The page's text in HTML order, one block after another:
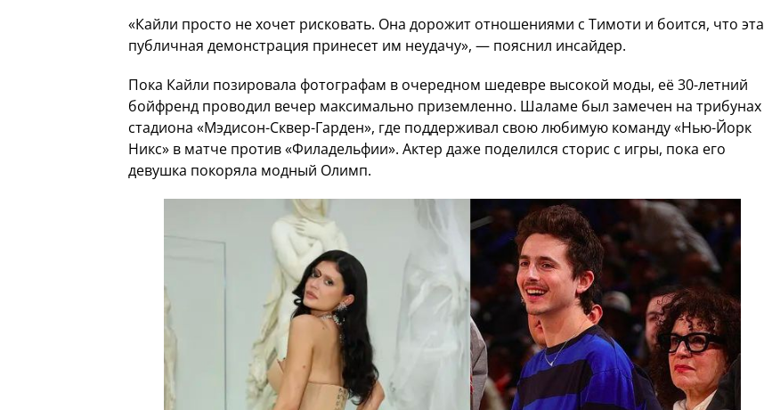
«Кайли просто не хочет рисковать. Она дорожит отношениями с Тимоти и боится, что эта
публичная демонстрация принесет им неудачу», — пояснил инсайдер.
Пока Кайли позировала фотографам в очередном шедевре высокой моды, её 30-летний
бойфренд проводил вечер максимально приземленно. Шаламе был замечен на трибунах
стадиона «Мэдисон-Сквер-Гарден», где поддерживал свою любимую команду «Нью-Йорк
Никс» в матче против «Филадельфии». Актер даже поделился сторис с игры, пока его
девушка покоряла модный Олимп.